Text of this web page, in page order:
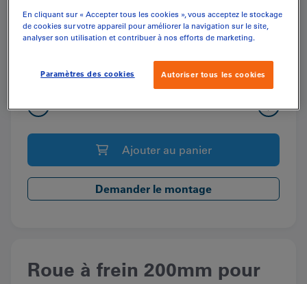
CHF
Quantitéquantité
à
200mm
pour
Ajouter au panier
Demander le montage
Roue à frein 200mm pour
En cliquant sur « Accepter tous les cookies », vous acceptez le stockage
de cookies sur votre appareil pour améliorer la navigation sur le site,
analyser son utilisation et contribuer à nos efforts de marketing.
Autoriser tous les cookies
Paramètres des cookies